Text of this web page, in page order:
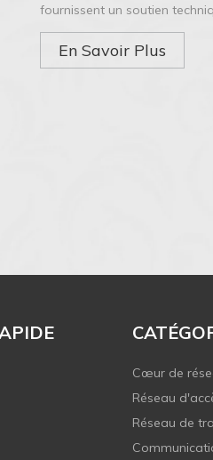
fournissent un soutien
En Savoir Plus
Cœur de
Réseau
Réseau de